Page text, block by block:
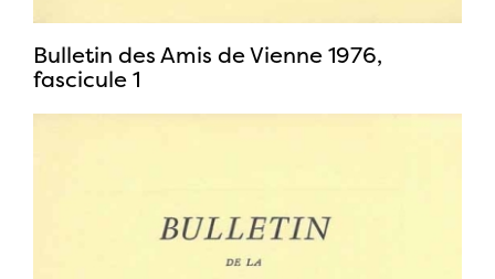
Bulletin des Amis de Vienne 1976,
fascicule 1